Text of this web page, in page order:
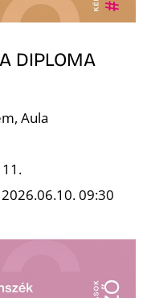
DIPLOMA
Aula
09:30